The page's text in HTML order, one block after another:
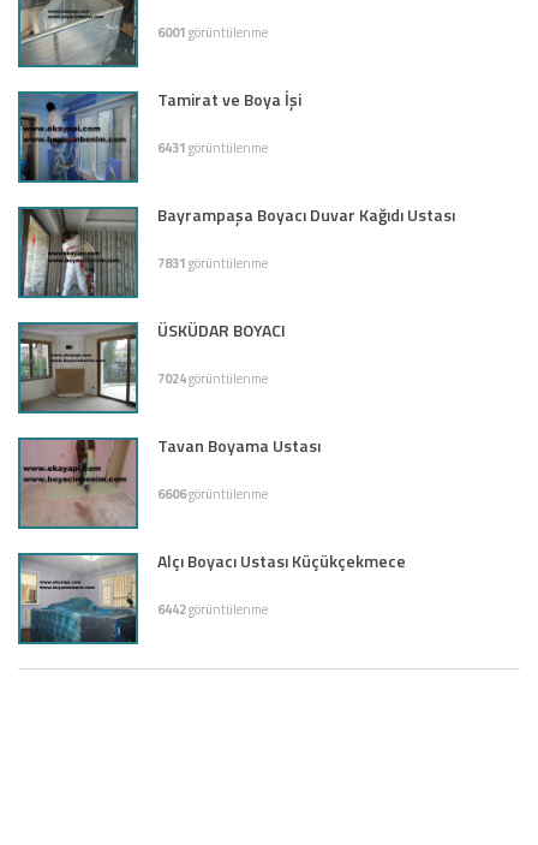
6001görüntülenme
Tamirat ve Boya İşi
6431görüntülenme
Bayrampaşa Boyacı Duvar Kağıdı Ustası
7831görüntülenme
ÜSKÜDAR BOYACI
7024görüntülenme
Tavan Boyama Ustası
6606görüntülenme
Alçı Boyacı Ustası Küçükçekmece
6442görüntülenme